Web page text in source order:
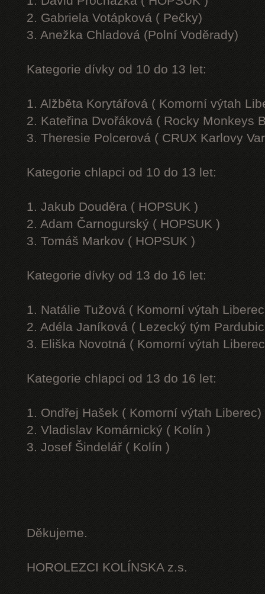
2. Gabriela Votápková ( Pečky)
3. Anežka Chladová (Polní Voděrady)
Kategorie dívky od 10 do 13 let:
1. Alžběta Korytářová ( Komorní výtah
2. Kateřina Dvořáková ( Rocky Monkeys
3. Theresie Polcerová ( CRUX Karlovy
Kategorie chlapci od 10 do 13 let:
1. Jakub Douděra ( HOPSUK )
2. Adam Čarnogurský ( HOPSUK )
3. Tomáš Markov ( HOPSUK )
Kategorie dívky od 13 do 16 let:
1. Natálie Tužová ( Komorní výtah
2. Adéla Janíková ( Lezecký tým
3. Eliška Novotná ( Komorní výtah
Kategorie chlapci od 13 do 16 let:
1. Ondřej Hašek ( Komorní výtah Liberec)
2. Vladislav Komárnický ( Kolín )
3. Josef Šindelář ( Kolín )
Děkujeme.
HOROLEZCI KOLÍNSKA z.s.